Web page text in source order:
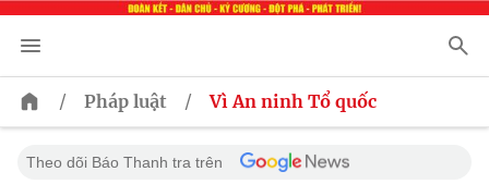
/ Pháp luật / Vì An ninh Tổ quốc
Theo dõi Báo Thanh tra trên